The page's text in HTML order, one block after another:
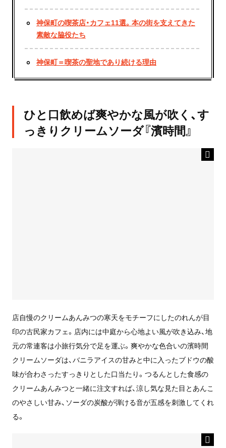
神保町の喫茶店・カフェ11選。本の街を支えてきた
素敵な脇役たち
神保町＝喫茶の聖地であり続ける理由
ひと口飲めば爽やかな風が吹く、す
っきりクリームソーダ『濱時間』
店自慢のクリームあんみつの寒天をモチーフにしたのれんが目
印の古民家カフェ。店内には中庭から心地よい風が吹き込み、地
元の常連客は小旅行気分で足を運ぶ。爽やかな色合いの濱時間
クリームソーダは、バニラアイスの甘みと中に入ったブドウの酸
味が合わさったすっきりとした口当たり。つるんとした食感の
クリームあんみつと一緒に注文すれば、涼し気な見た目とあんこ
のやさしい甘み、ソーダの炭酸が弾ける音が五感を刺激してくれ
る。